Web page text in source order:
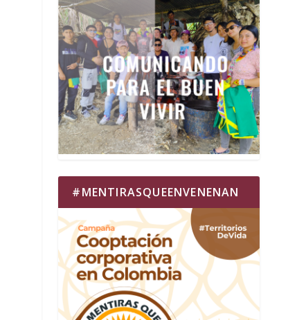
#MENTIRASQUEENVENENAN